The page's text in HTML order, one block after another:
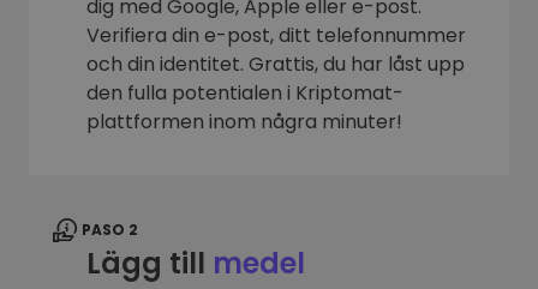
dig med Google, Apple eller e-post.
Verifiera din e-post, ditt telefonnummer
och din identitet. Grattis, du har låst upp
den fulla potentialen i Kriptomat-
plattformen inom några minuter!
PASO 2
Lägg till medel